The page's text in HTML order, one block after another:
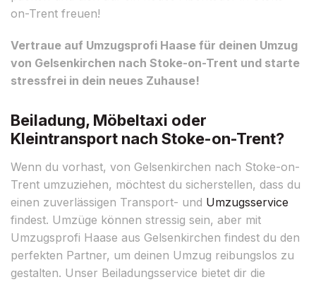
on-Trent freuen!
Vertraue auf Umzugsprofi Haase für deinen Umzug
von Gelsenkirchen nach Stoke-on-Trent und starte
stressfrei in dein neues Zuhause!
Beiladung, Möbeltaxi oder
Kleintransport nach Stoke-on-Trent?
Wenn du vorhast, von Gelsenkirchen nach Stoke-on-
Trent umzuziehen, möchtest du sicherstellen, dass du
einen zuverlässigen Transport- und Umzugsservice
findest. Umzüge können stressig sein, aber mit
Umzugsprofi Haase aus Gelsenkirchen findest du den
perfekten Partner, um deinen Umzug reibungslos zu
gestalten. Unser Beiladungsservice bietet dir die